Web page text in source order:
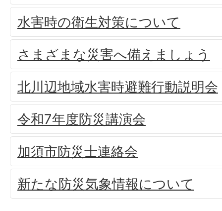
水害時の衛生対策について
さまざまな災害へ備えましょう
北川辺地域水害時避難行動説明会
令和7年度防災講演会
加須市防災士連絡会
新たな防災気象情報について